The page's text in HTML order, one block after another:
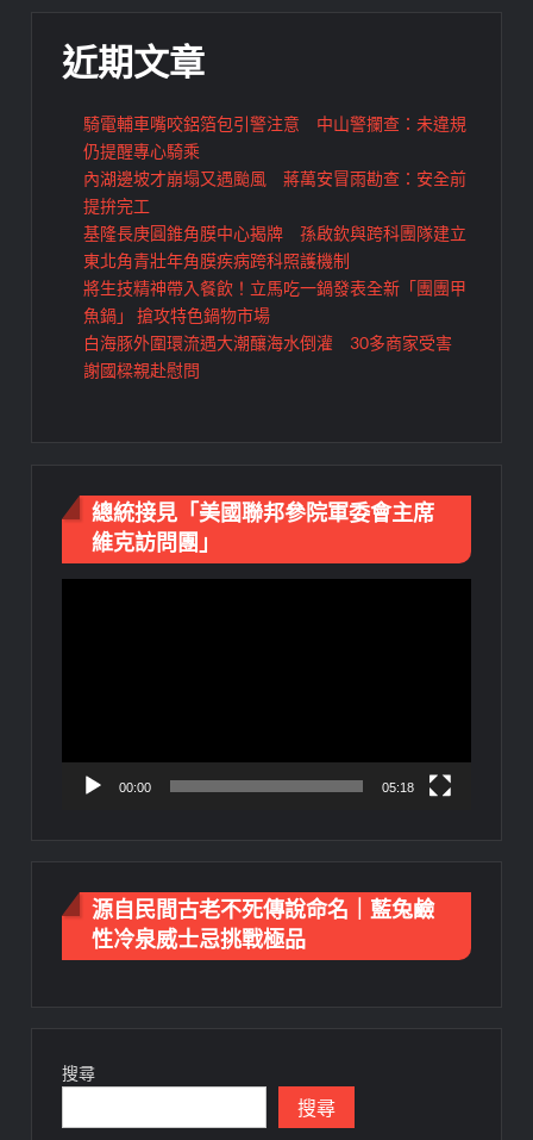
近期文章
騎電輔車嘴咬鋁箔包引警注意 中山警攔查：未違規
仍提醒專心騎乘
內湖邊坡才崩塌又遇颱風 蔣萬安冒雨勘查：安全前
提拚完工
基隆長庚圓錐角膜中心揭牌 孫啟欽與跨科團隊建立
東北角青壯年角膜疾病跨科照護機制
將生技精神帶入餐飲！立馬吃一鍋發表全新「團團甲
魚鍋」 搶攻特色鍋物市場
白海豚外圍環流遇大潮釀海水倒灌 30多商家受害
謝國樑親赴慰問
總統接見「美國聯邦參院軍委會主席
維克訪問團」
00:00 05:18
源自民間古老不死傳說命名｜藍兔鹼
性冷泉威士忌挑戰極品
搜尋
搜尋